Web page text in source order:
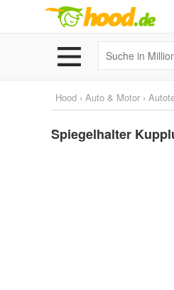
Hood › Auto & Motor ›
Spiegelhalter